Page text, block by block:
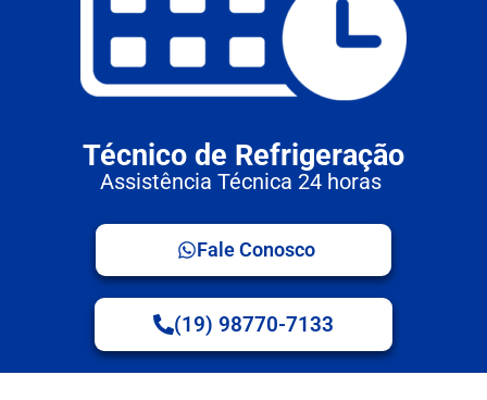
Técnico de Refrigeração
Assistência Técnica 24 horas
Fale Conosco
(19) 98770-7133